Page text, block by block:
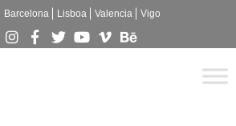
Barcelona Lisboa Valencia Vigo